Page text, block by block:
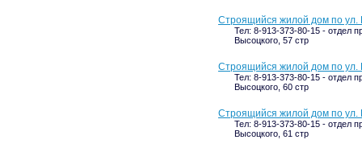
Строящийся жилой дом по ул.
Тел: 8-913-373-80-15 - отдел
Высоцкого, 57 стр
Строящийся жилой дом по ул.
Тел: 8-913-373-80-15 - отдел
Высоцкого, 60 стр
Строящийся жилой дом по ул.
Тел: 8-913-373-80-15 - отдел
Высоцкого, 61 стр